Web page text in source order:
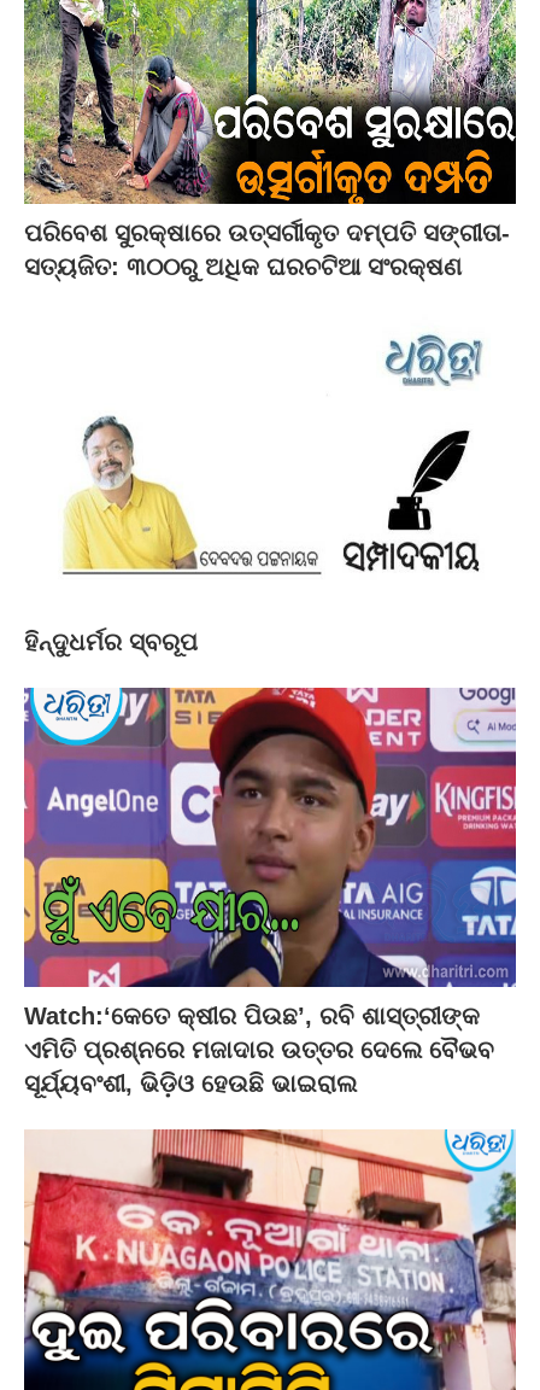
ପରିବେଶ ସୁରକ୍ଷାରେ ଉତ୍ସର୍ଗୀକୃତ ଦମ୍ପତି ସଙ୍ଗୀତା-
ସତ୍ୟଜିତ: ୩୦୦ରୁ ଅଧିକ ଘରଚଟିଆ ସଂରକ୍ଷଣ
ହିନ୍ଦୁଧର୍ମର ସ୍ବରୂପ
Watch:‘କେତେ କ୍ଷୀର ପିଉଛ’, ରବି ଶାସ୍ତ୍ରୀଙ୍କ
ଏମିତି ପ୍ରଶ୍ନରେ ମଜାଦାର ଉତ୍ତର ଦେଲେ ବୈଭବ
ସୂର୍ଯ୍ୟବଂଶୀ, ଭିଡ଼ିଓ ହେଉଛି ଭାଇରାଲ